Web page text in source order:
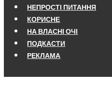
НЕПРОСТІ ПИТАННЯ
КОРИСНЕ
НА ВЛАСНІ ОЧІ
ПОДКАСТИ
РЕКЛАМА